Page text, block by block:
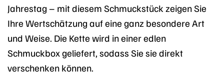
Jahrestag – mit diesem Schmuckstück zeigen Sie
Ihre Wertschätzung auf eine ganz besondere Art
und Weise. Die Kette wird in einer edlen
Schmuckbox geliefert, sodass Sie sie direkt
verschenken können.